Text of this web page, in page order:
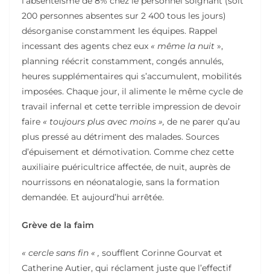
200 personnes absentes sur 2 400 tous les jours)
désorganise constamment les équipes. Rappel
incessant des agents chez eux « même la nuit »,
planning réécrit constamment, congés annulés,
heures supplémentaires qui s’accumulent, mobilités
imposées. Chaque jour, il alimente le même cycle de
travail infernal et cette terrible impression de devoir
faire « toujours plus avec moins », de ne parer qu’au
plus pressé au détriment des malades. Sources
d’épuisement et démotivation. Comme chez cette
auxiliaire puéricultrice affectée, de nuit, auprès de
nourrissons en néonatalogie, sans la formation
demandée. Et aujourd’hui arrêtée.
Grève de la faim
« cercle sans fin « , soufflent Corinne Gourvat et
Catherine Autier, qui réclament juste que l’effectif